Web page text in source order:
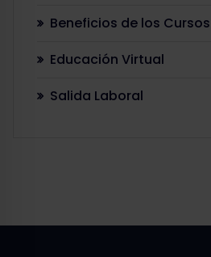
Beneficios de los
Educación Virtual
Salida Laboral